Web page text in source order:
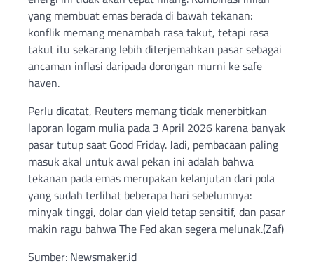
yang membuat emas berada di bawah tekanan:
konflik memang menambah rasa takut, tetapi rasa
takut itu sekarang lebih diterjemahkan pasar sebagai
ancaman inflasi daripada dorongan murni ke safe
haven.
Perlu dicatat, Reuters memang tidak menerbitkan
laporan logam mulia pada 3 April 2026 karena banyak
pasar tutup saat Good Friday. Jadi, pembacaan paling
masuk akal untuk awal pekan ini adalah bahwa
tekanan pada emas merupakan kelanjutan dari pola
yang sudah terlihat beberapa hari sebelumnya:
minyak tinggi, dolar dan yield tetap sensitif, dan pasar
makin ragu bahwa The Fed akan segera melunak.(Zaf)
Sumber: Newsmaker.id